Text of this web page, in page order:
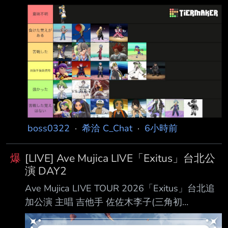
（跟本人體感差不多） 從上到下 ［意義不
明］： 望羅（6+1外加這作系統很難用等級壓制
打過去） ［有輸過的記憶］： 白銀山RED（不
解釋）、競技場的爆炸頭（沒玩過）、 竹蘭
（不論是原版還是重製都是讓玩家苦戰的存在）
BW2冠軍愛麗絲 ［有過苦戰］： BW的反派魁
奇思、派帕（感覺是朱紫主線三條線中最強的）
珍鑽的悟松、寶可夢競技場的達基姆、短褲小子
（
boss0322 · 希洽 C_Chat· 6小時前
爆 [LIVE] Ave Mujica LIVE「Exitus」台北公
演 DAY2
Ave Mujica LIVE TOUR 2026「Exitus」台北追
加公演 主唱 吉他手 佐佐木李子(三角初
華/Doloris) 渡瀨結月 (若葉睦/Mortis) 高尾奏音